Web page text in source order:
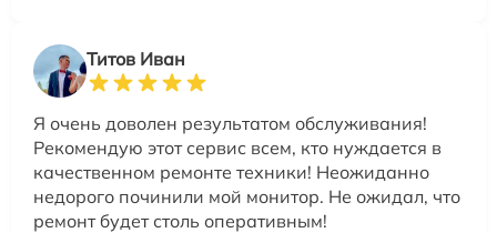
Титов Иван
Я очень доволен результатом обслуживания!
Рекомендую этот сервис всем, кто нуждается в
качественном ремонте техники! Неожиданно
недорого починили мой монитор. Не ожидал, что
ремонт будет столь оперативным!